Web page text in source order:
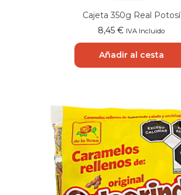
Cajeta 350g Real Potosí
8,45 € IVA Incluido
Añadir al cesta